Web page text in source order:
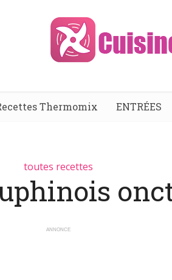
Thermomix ENTRÉES
toutes recettes
ANNONCE